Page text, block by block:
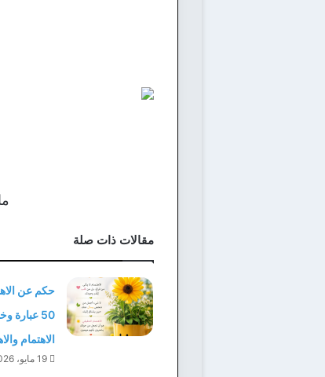
مقالات ذات صلة
حكم عن
50 عبارة
الاهتمام
19 مايو، 2026